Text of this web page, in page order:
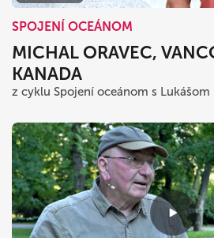
SPOJENÍ OCEÁNOM
MICHAL ORAVEC,
KANADA
z cyklu Spojení oceánom s Lukášom